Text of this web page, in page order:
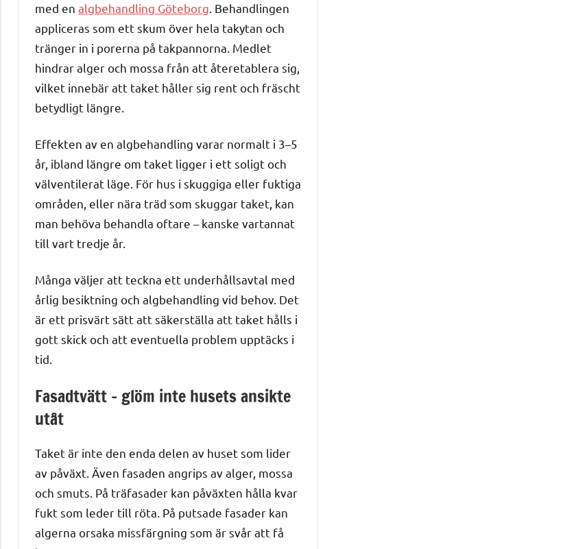
med en algbehandling Göteborg . Behandlingen
appliceras som ett skum över hela takytan och
tränger in i porerna på takpannorna. Medlet
hindrar alger och mossa från att återetablera sig,
vilket innebär att taket håller sig rent och fräscht
betydligt längre.
Effekten av en algbehandling varar normalt i 3–5
år, ibland längre om taket ligger i ett soligt och
välventilerat läge. För hus i skuggiga eller fuktiga
områden, eller nära träd som skuggar taket, kan
man behöva behandla oftare – kanske vartannat
till vart tredje år.
Många väljer att teckna ett underhållsavtal med
årlig besiktning och algbehandling vid behov. Det
är ett prisvärt sätt att säkerställa att taket hålls i
gott skick och att eventuella problem upptäcks i
tid.
Fasadtvätt – glöm inte husets ansikte
utåt
Taket är inte den enda delen av huset som lider
av påväxt. Även fasaden angrips av alger, mossa
och smuts. På träfasader kan påväxten hålla kvar
fukt som leder till röta. På putsade fasader kan
algerna orsaka missfärgning som är svår att få